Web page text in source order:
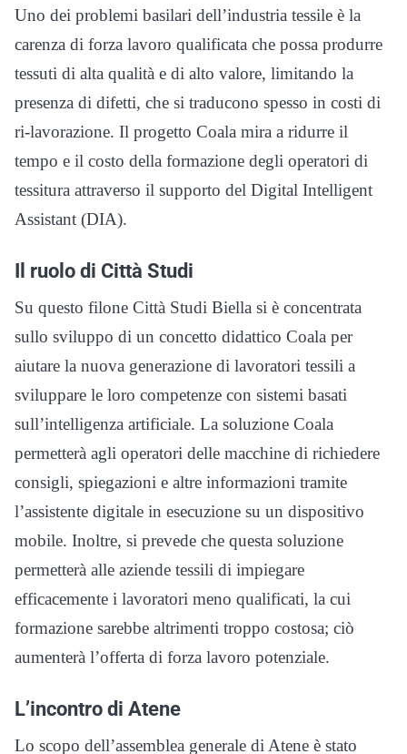
Uno dei problemi basilari dell’industria tessile è la
carenza di forza lavoro qualificata che possa produrre
tessuti di alta qualità e di alto valore, limitando la
presenza di difetti, che si traducono spesso in costi di
ri-lavorazione. Il progetto Coala mira a ridurre il
tempo e il costo della formazione degli operatori di
tessitura attraverso il supporto del Digital Intelligent
Assistant (DIA).
Il ruolo di Città Studi
Su questo filone Città Studi Biella si è concentrata
sullo sviluppo di un concetto didattico Coala per
aiutare la nuova generazione di lavoratori tessili a
sviluppare le loro competenze con sistemi basati
sull’intelligenza artificiale. La soluzione Coala
permetterà agli operatori delle macchine di richiedere
consigli, spiegazioni e altre informazioni tramite
l’assistente digitale in esecuzione su un dispositivo
mobile. Inoltre, si prevede che questa soluzione
permetterà alle aziende tessili di impiegare
efficacemente i lavoratori meno qualificati, la cui
formazione sarebbe altrimenti troppo costosa; ciò
aumenterà l’offerta di forza lavoro potenziale.
L’incontro di Atene
Lo scopo dell’assemblea generale di Atene è stato